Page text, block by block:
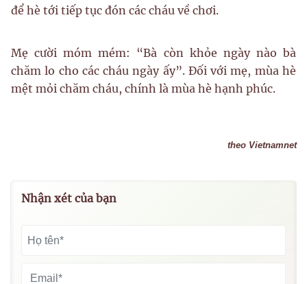
để hè tới tiếp tục đón các cháu về chơi.
Mẹ cười móm mém: “Bà còn khỏe ngày nào bà
chăm lo cho các cháu ngày ấy”. Đối với mẹ, mùa hè
mệt mỏi chăm cháu, chính là mùa hè hạnh phúc.
theo Vietnamnet
Nhận xét của bạn